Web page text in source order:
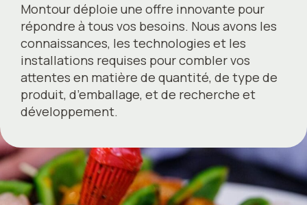
ENGLISH
Montour déploie une offre innovante pour
répondre à tous vos besoins. Nous avons les
connaissances, les technologies et les
installations requises pour combler vos
attentes en matière de quantité, de type de
produit, d’emballage, et de recherche et
développement.